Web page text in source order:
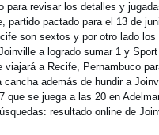
para revisar los detalles y
partido pactado para el 13 de
son sextos y por otro lado
a logrado sumar 1 y
viajará a Recife, Pernambuco
cancha además de hundir a
que se juega a las 20 en
resultado online de